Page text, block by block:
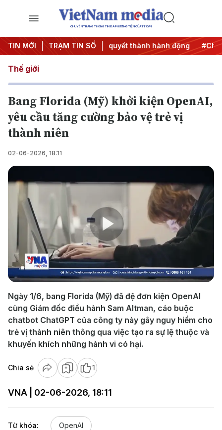
CHUYÊN TRANG THÔNG TIN ĐA PHƯƠNG TIỆN CỦA TTXVN
TIN MỚI TRẠM TIN SỐ
2027 #Đưa Nghị quyết thành hành động #Chiến dịch
Thế giới
Bang Florida (Mỹ) khởi kiện OpenAI,
yêu cầu tăng cường bảo vệ trẻ vị
thành niên
02-06-2026, 18:11
Play
Video
Ngày 1/6, bang Florida (Mỹ) đã đệ đơn kiện OpenAI
cùng Giám đốc điều hành Sam Altman, cáo buộc
chatbot ChatGPT của công ty này gây nguy hiểm cho
trẻ vị thành niên thông qua việc tạo ra sự lệ thuộc và
khuyến khích những hành vi có hại.
Chia sẻ 1
VNA | 02-06-2026, 18:11
Từ khóa: OpenAI